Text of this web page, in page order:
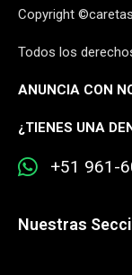
Copyright
Todos los
ANUNCIA CON
¿TIENES UNA
+51 961-
Nuestras